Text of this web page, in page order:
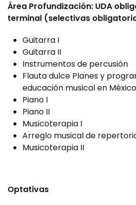
Área Profundización: UDA
terminal (selectivas
Guitarra I
Guitarra II
Instrumentos de percusión
Flauta dulce Planes y
educación musical en México
Piano I
Piano II
Musicoterapia I
Arreglo musical de
Musicoterapia II
Optativas